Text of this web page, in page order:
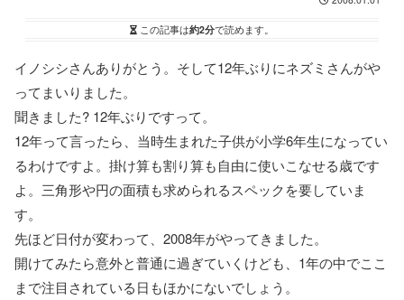
この記事は約2分で読めます。
イノシシさんありがとう。そして12年ぶりにネズミさんがや
ってまいりました。
聞きました? 12年ぶりですって。
12年って言ったら、当時生まれた子供が小学6年生になってい
るわけですよ。掛け算も割り算も自由に使いこなせる歳です
よ。三角形や円の面積も求められるスペックを要していま
す。
先ほど日付が変わって、2008年がやってきました。
開けてみたら意外と普通に過ぎていくけども、1年の中でここ
まで注目されている日もほかにないでしょう。